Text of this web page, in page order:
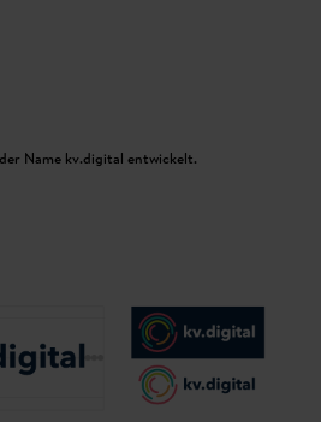
Name kv.digital entwickelt.